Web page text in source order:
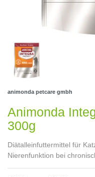
animonda petcare gmbh
Animonda
300g
Diätalleinfuttermittel für
Nierenfunktion bei